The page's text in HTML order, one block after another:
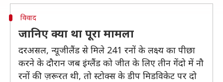
विवाद
जानिए क्या था पूरा मामला
दरअसल, न्यूजीलैंड से मिले 241 रनों के लक्ष्य का पीछा
करने के दौरान जब इंग्लैंड को जीत के लिए तीन गेंदो में नौ
रनों की ज़रूरत थी, तो स्टोक्स के डीप मिडविकेट पर दो